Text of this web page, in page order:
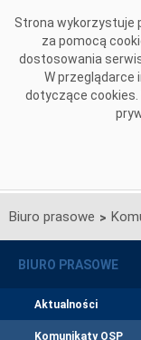
Strona wykorzystuje
za pomocą
dostosowania
W
dotyczące cookies.
Biuro prasowe >
BIURO PRASOWE
Aktualności
Komunikaty OSP